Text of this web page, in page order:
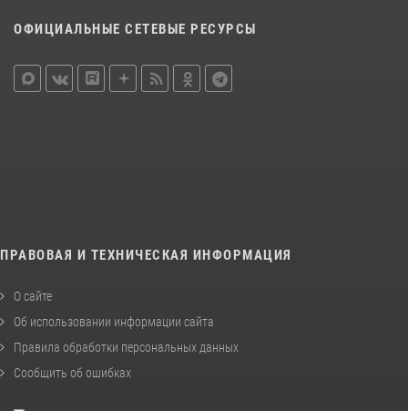
ОФИЦИАЛЬНЫЕ СЕТЕВЫЕ РЕСУРСЫ
ПРАВОВАЯ И ТЕХНИЧЕСКАЯ ИНФОРМАЦИЯ
О сайте
Об использовании информации сайта
Правила обработки персональных данных
Сообщить об ошибках